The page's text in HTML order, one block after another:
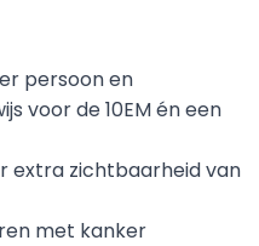
persoon en
voor de 10EM én een
extra zichtbaarheid van
met kanker